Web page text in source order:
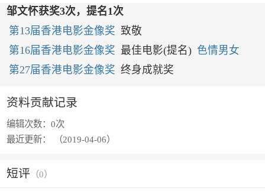
邹文怀获奖3次，提名1次
第13届香港电影金像奖 致敬
第16届香港电影金像奖 最佳电影(提名) 色情男女
第27届香港电影金像奖 终身成就奖
资料贡献记录
编辑次数：0次
最近更新：
（2019-04-06）
短评 （0）